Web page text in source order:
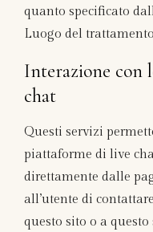
quanto specificato
Luogo del
Interazione con
chat
Questi servizi
piattaforme di live
direttamente dalle
all’utente di
questo sito o a